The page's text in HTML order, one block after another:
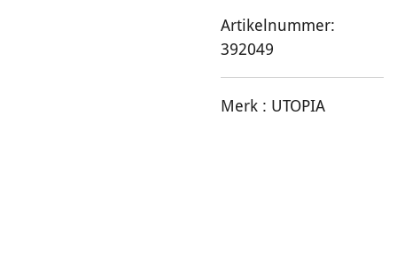
Artikelnummer:
392049
Merk : UTOPIA